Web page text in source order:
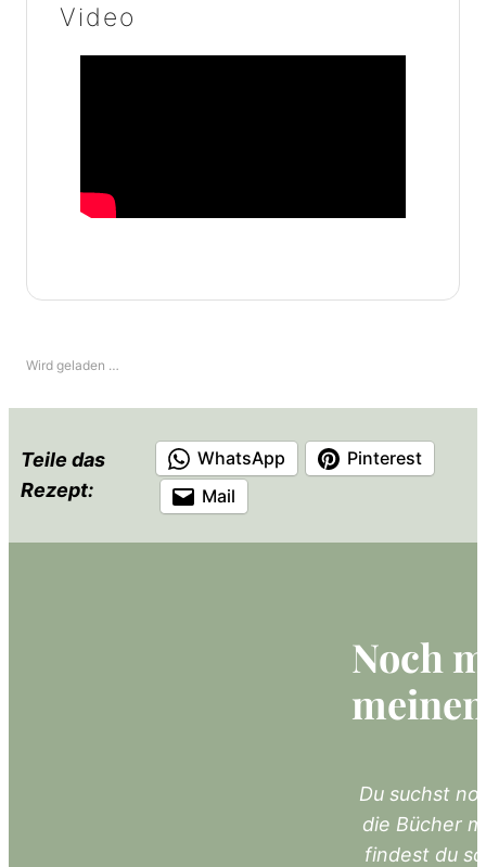
Video
Wird geladen …
Teile das
Rezept:
WhatsApp
Pinterest
Mail
Noch
Du suchst
die Bücher
findest du